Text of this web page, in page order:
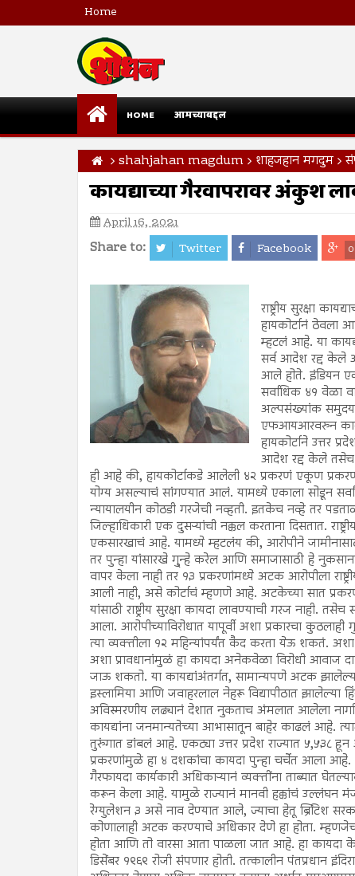
Home
HOME आमच्याबद्दल
shahjahan magdum शाहजहान मगदुम
कायद्याच्या गैरवापरावर अंकुश
April 16, 2021
Share to: Twitter Facebook 0
राष्ट्रीय सुरक्षा
हायकोर्टानं ठेवला
म्हटलं आहे. या
सर्व आदेश रद्द केले
आले होते. इंडियन
सर्वाधिक ४१ वेळा
अल्पसंख्यांक
एफआयआरवरुन
हायकोर्टाने उत्तर
आदेश रद्द केले तसेच
ही आहे की, हायकोर्टाकडे आलेली ४२ प्रकरणं एकूण
योग्य असल्याचं सांगण्यात आलं. यामध्ये एकाला सोडून
न्यायालयीन कोठडी गरजेची नव्हती. इतकेच नव्हे तर
जिल्हाधिकारी एक दुसऱ्यांची नक्कल करताना दिसतात.
एकसारखाचं आहे. यामध्ये म्हटलंय की, आरोपीने
तर पुन्हा यांसारखे गु्न्हे करेल आणि समाजासाठी हे
वापर केला नाही तर १३ प्रकरणांमध्ये अटक आरोपीला
आली नाही, असे कोर्टाचं म्हणणे आहे. अटकेच्या सात
यांसाठी राष्ट्रीय सुरक्षा कायदा लावण्याची गरज नाही.
आला. आरोपीच्याविरोधात यापूर्वी अशा प्रकारचा
त्या व्यक्तीला १२ महिन्यांपर्यंत कैद करता येऊ शकतं.
अशा प्रावधानांमुळं हा कायदा अनेकवेळा विरोधी आवाज
जाऊ शकतो. या कायद्यांअंतर्गत, सामान्यपणे अटक
इस्लामिया आणि जवाहरलाल नेहरू विद्यापीठात झालेल्या
अविस्मरणीय लढ्यानं देशात नुकताच अंमलात आलेला
कायद्यांना जनमान्यतेच्या आभासातून बाहेर काढलं आहे.
तुरुंगात डांबलं आहे. एकट्या उत्तर प्रदेश राज्यात
प्रकरणांमुळे हा ४ दशकांचा कायदा पुन्हा चर्चेत आला आहे.
गैरफायदा कार्यकारी अधिकाऱ्यानं व्यक्तींना ताब्यात
करून केला आहे. यामुळे राज्यानं मानवी हक्कांचं उल्लंघन
रेग्युलेशन ३ असे नाव देण्यात आले, ज्याचा हेतू ब्रिटिश
कोणालाही अटक करण्याचे अधिकार देणे हा होता.
होता आणि तो वारसा आता पाळला जात आहे. हा कायदा
डिसेंबर १९६९ रोजी संपणार होती. तत्कालीन पंतप्रधान